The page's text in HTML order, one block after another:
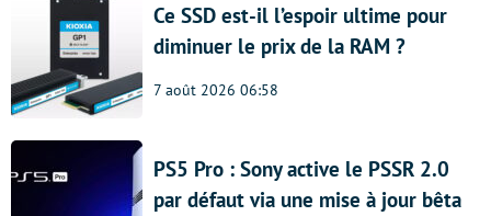
Ce SSD est-il l’espoir ultime pour
diminuer le prix de la RAM ?
7 août 2026 06:58
PS5 Pro : Sony active le PSSR 2.0
par défaut via une mise à jour bêta